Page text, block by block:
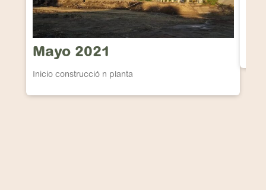
Mayo 2021
Inicio construcció n planta